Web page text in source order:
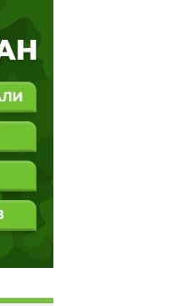
що
може призвести до
його
поклав на суд
участі одного з
як факти
стосовно дитини,
обставини
питання
дитини.
дитини про